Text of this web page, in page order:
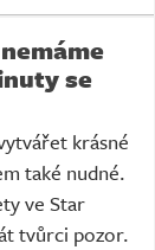
se
krásné
také nudné.
ve Star
tvůrci pozor.